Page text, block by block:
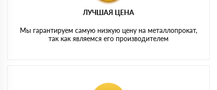
ЛУЧШАЯ ЦЕНА
Мы гарантируем самую низкую цену на металлопрокат,
так как являемся его производителем